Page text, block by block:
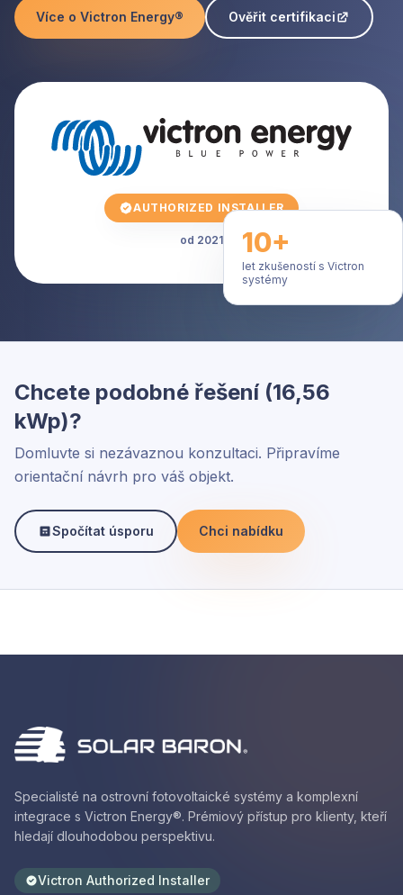
Více o Victron Energy® Ověřit certifikaci
AUTHORIZED INSTALLER
od 2021 10+
let zkušeností s Victron
systémy
Chcete podobné řešení (16,56
kWp)?
Domluvte si nezávaznou konzultaci. Připravíme
orientační návrh pro váš objekt.
Spočítat úsporu Chci nabídku
Specialisté na ostrovní fotovoltaické systémy a komplexní
integrace s Victron Energy®. Prémiový přístup pro klienty, kteří
hledají dlouhodobou perspektivu.
Victron Authorized Installer